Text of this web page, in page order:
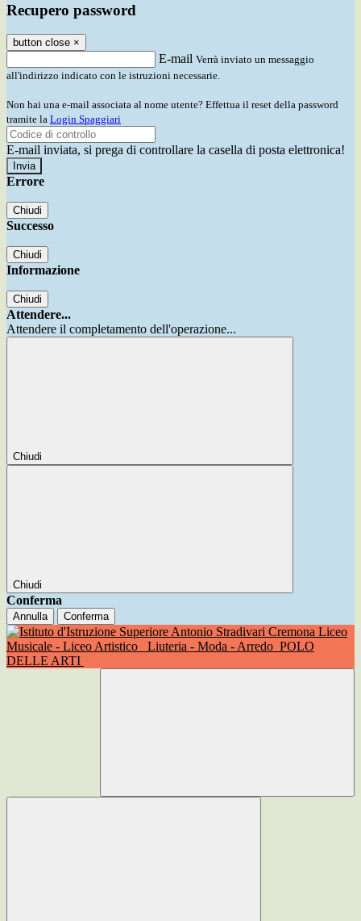
Recupero password
button close ×
E-mail Verrà inviato un messaggio
all'indirizzo indicato con le istruzioni necessarie.
Non hai una e-mail associata al nome utente? Effettua il reset della password
tramite la Login Spaggiari
E-mail inviata, si prega di controllare la casella di posta elettronica!
Errore
Chiudi
Successo
Chiudi
Informazione
Chiudi
Attendere...
Attendere il completamento dell'operazione...
Chiudi
Chiudi
Conferma
Annulla Conferma
Liceo
Musicale - Liceo Artistico
Liuteria - Moda - Arredo POLO
DELLE ARTI